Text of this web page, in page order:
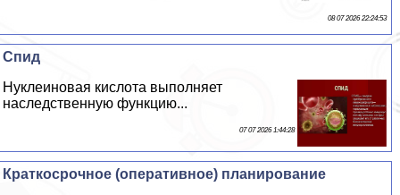
08 07 2026 22:24:53
Спид
Нуклеиновая кислота выполняет
наследственную функцию...
07 07 2026 1:44:28
Краткосрочное (оперативное) планирование